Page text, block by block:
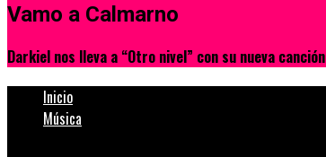
Vamo a Calmarno
Darkiel nos lleva a “Otro nivel” con su nueva canción
Inicio
Música